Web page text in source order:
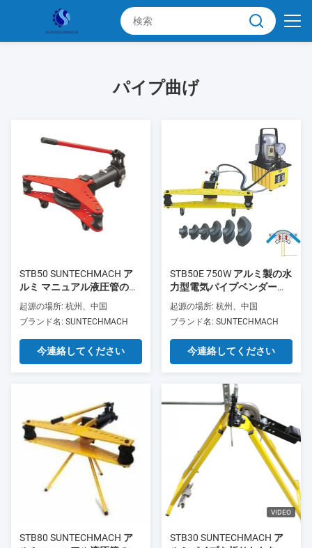
パイプ曲げ
STB50 SUNTECHMACH ア
ルミ マニュアル液圧管のバ
ンド 1/2′′-2′′
起源の場所: 杭州、中国
ブランド名: SUNTECHMACH
今連絡してください
STB50E 750W アルミ製の水
力型電気パイプベンダー
1/2′′-2′′ ポンプ付き
起源の場所: 杭州、中国
ブランド名: SUNTECHMACH
今連絡してください
STB80 SUNTECHMACH ア
VIDEO
STB30 SUNTECHMACH ア